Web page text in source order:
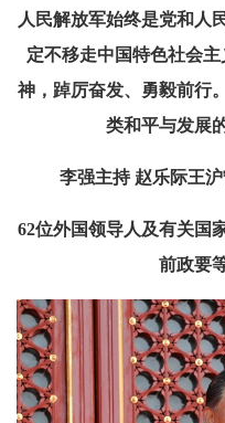
人民解放军始终是党和人
定不移走中国特色社会
神，踔厉奋发、勇毅前行
类和平与发展
李强主持 赵乐际王
62位外国领导人及有关国
前政要